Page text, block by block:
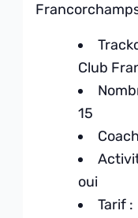
Francorcham
Club
15
oui
Tarif :